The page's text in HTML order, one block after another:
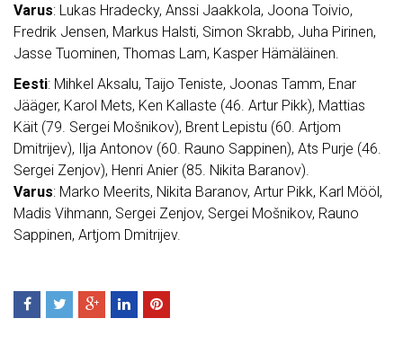
Varus: Lukas Hradecky, Anssi Jaakkola, Joona Toivio,
Fredrik Jensen, Markus Halsti, Simon Skrabb, Juha Pirinen,
Jasse Tuominen, Thomas Lam, Kasper Hämäläinen.
Eesti: Mihkel Aksalu, Taijo Teniste, Joonas Tamm, Enar
Jääger, Karol Mets, Ken Kallaste (46. Artur Pikk), Mattias
Käit (79. Sergei Mošnikov), Brent Lepistu (60. Artjom
Dmitrijev), Ilja Antonov (60. Rauno Sappinen), Ats Purje (46.
Sergei Zenjov), Henri Anier (85. Nikita Baranov).
Varus: Marko Meerits, Nikita Baranov, Artur Pikk, Karl Mööl,
Madis Vihmann, Sergei Zenjov, Sergei Mošnikov, Rauno
Sappinen, Artjom Dmitrijev.